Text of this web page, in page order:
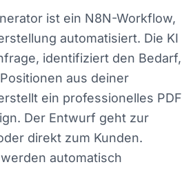
ist ein N8N-Workflow,
automatisiert. Die KI
identifiziert den Bedarf,
aus deiner
ein professionelles PDF
Der Entwurf geht zur
direkt zum Kunden.
automatisch